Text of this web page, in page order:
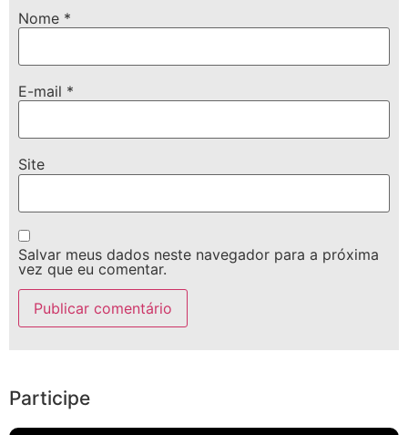
Nome *
E-mail *
Site
Salvar meus dados neste navegador para a próxima
vez que eu comentar.
Participe